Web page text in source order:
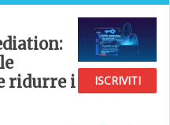
ridurre i
ISCRIVITI